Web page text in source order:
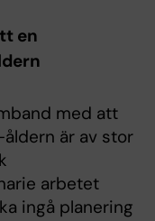
en
med att
är av stor
arbetet
ingå planering